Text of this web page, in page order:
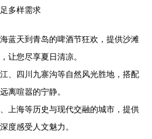
多样需求
海蓝天到青岛的啤酒节狂欢，提供沙滩
让您尽享夏日清凉。
江、四川九寨沟等自然风光胜地，搭配
离喧嚣的宁静。
、上海等历史与现代交融的城市，提供
度感受人文魅力。